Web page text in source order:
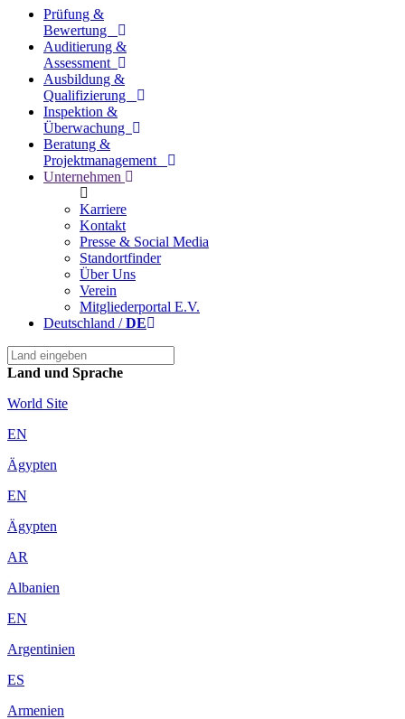
Prüfung &
Bewertung
Auditierung &
Assessment
Ausbildung &
Qualifizierung
Inspektion &
Überwachung
Beratung &
Projektmanagement
Unternehmen
Karriere
Kontakt
Presse & Social Media
Standortfinder
Über Uns
Verein
Mitgliederportal E.v.
Deutschland /DE
Land und Sprache
World Site
EN
Ägypten
EN
Ägypten
AR
Albanien
EN
Argentinien
ES
Armenien